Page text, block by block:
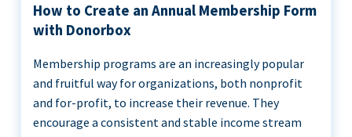
How to Create an Annual Membership Form
with Donorbox
Membership programs are an increasingly popular
and fruitful way for organizations, both nonprofit
and for-profit, to increase their revenue. They
encourage a consistent and stable income stream